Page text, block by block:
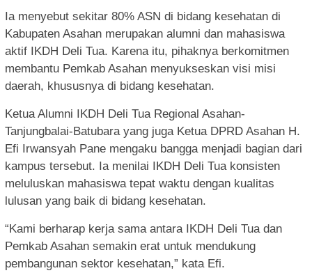
Ia menyebut sekitar 80% ASN di bidang kesehatan di
Kabupaten Asahan merupakan alumni dan mahasiswa
aktif IKDH Deli Tua. Karena itu, pihaknya berkomitmen
membantu Pemkab Asahan menyukseskan visi misi
daerah, khususnya di bidang kesehatan.
Ketua Alumni IKDH Deli Tua Regional Asahan-
Tanjungbalai-Batubara yang juga Ketua DPRD Asahan H.
Efi Irwansyah Pane mengaku bangga menjadi bagian dari
kampus tersebut. Ia menilai IKDH Deli Tua konsisten
meluluskan mahasiswa tepat waktu dengan kualitas
lulusan yang baik di bidang kesehatan.
“Kami berharap kerja sama antara IKDH Deli Tua dan
Pemkab Asahan semakin erat untuk mendukung
pembangunan sektor kesehatan,” kata Efi.